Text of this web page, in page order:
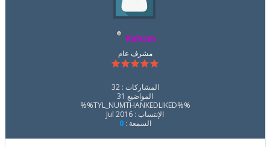
Reham
مشرف عام
المشاركات : 32
المواضيع 31
%%TYL_NUMTHANKEDLIKED%%
الإنتساب : Jul 2016
السمعة :0